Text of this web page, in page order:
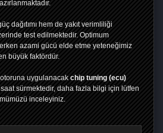
dağıtımı hem de yakıt verimliliği
test edilmektedir. Optimum
azami gücü elde etme yeteneğimiz
büyük faktördür.
uygulanacak chip tuning (ecu)
sürmektedir, daha fazla bilgi için lütfen
inceleyiniz.